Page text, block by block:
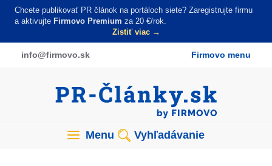
Skočiť
obsah
Chcete publikovať PR článok na portáloch siete? Zaregistrujte firmu
a aktivujte Firmovo Premium za 20 €/rok.
Zistiť viac →
info@firmovo.sk Firmovo menu
Menu Vyhľadávanie